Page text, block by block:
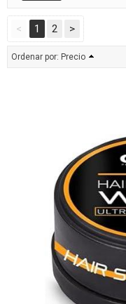
< 1 2 >
Ordenar por: Precio